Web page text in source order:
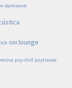
darkwave
IDM lounge
psy-chill psytrance